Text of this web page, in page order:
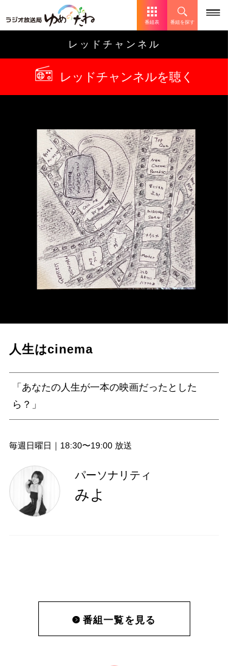
番組表 番組を探す
レッドチャンネル
レッドチャンネルを聴く
人生はcinema
「あなたの人生が一本の映画だったとした
ら？」
毎週日曜日｜18:30〜19:00 放送
パーソナリティ
みよ
番組一覧を見る